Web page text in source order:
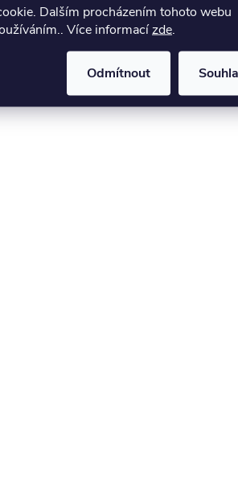
Dalším procházením tohoto webu
Více informacízde.
Odmítnout
a zároveň díky příměsi akrylu a